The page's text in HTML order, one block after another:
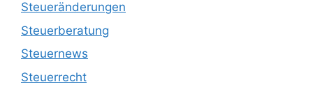
Steueränderungen
Steuerberatung
Steuernews
Steuerrecht